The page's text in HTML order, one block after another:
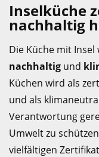
Inselküche
nachhaltig
Die Küche mit
nachhaltig und
Küchen wird als
und als
Verantwortung
Umwelt zu
vielfältigen